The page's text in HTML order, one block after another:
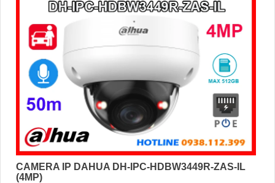
CAMERA IP DAHUA DH-IPC-HDBW3449R-ZAS-IL
(4MP)